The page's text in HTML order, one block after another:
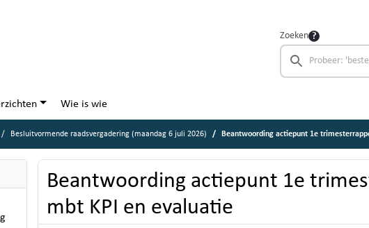
Zoeken
Wie is wie
Besluitvormende raadsvergadering (maandag 6 juli 2026) Beantwoording actiepunt 1e
Beantwoording actiepunt 1e
mbt KPI en evaluatie